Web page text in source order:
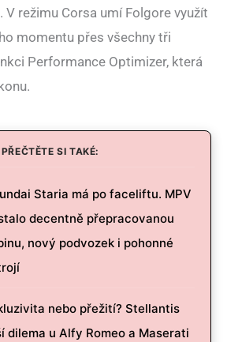
V režimu Corsa umí Folgore využít
momentu přes všechny tři
Performance Optimizer, která
PŘEČTĚTE SI TAKÉ:
Staria má po faceliftu. MPV
decentně přepracovanou
nový podvozek i pohonné
nebo přežití? Stellantis
dilema u Alfy Romeo a Maserati